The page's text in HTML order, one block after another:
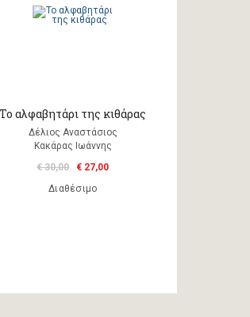
Το αλφαβητάρι της κιθάρας
Δέλιος Aναστάσιος
Κακάρας Ιωάννης
€ 30,00
€ 27,00
Διαθέσιμο